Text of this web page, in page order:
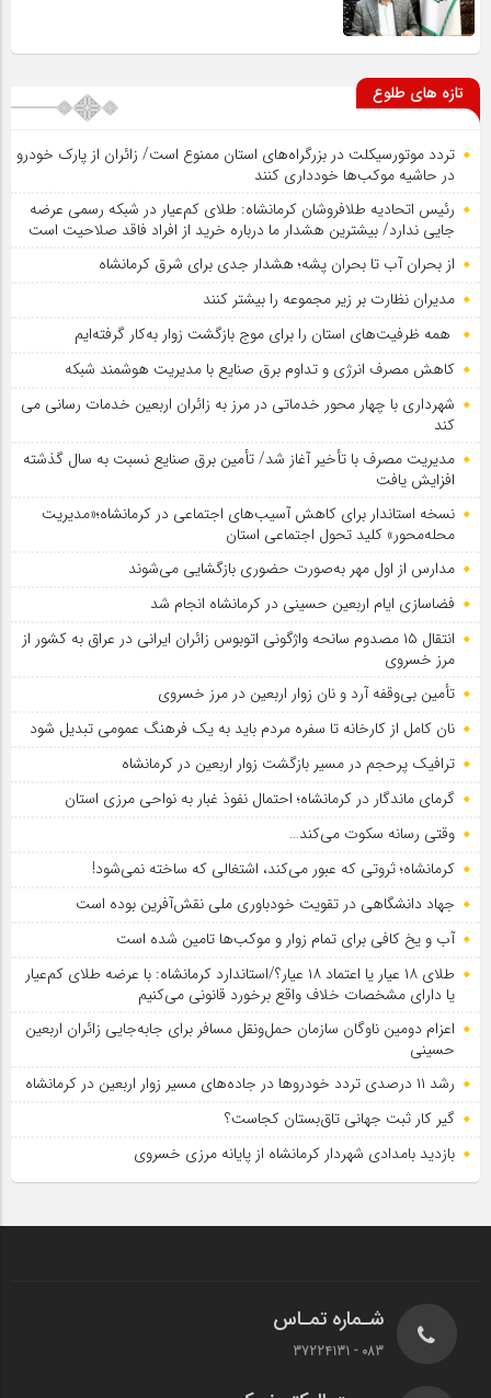
تازه های طلوع
تردد موتورسیکلت در بزرگراه‌های استان ممنوع است/ زائران از پارک خودرو
در حاشیه موکب‌ها خودداری کنند
رئیس اتحادیه طلافروشان کرمانشاه: طلای کم‌عیار در شبکه رسمی عرضه
جایی ندارد/ بیشترین هشدار ما درباره خرید از افراد فاقد صلاحیت است
از بحران آب تا بحران پشه؛ هشدار جدی برای شرق کرمانشاه
مدیران نظارت بر زیر مجموعه را بیشتر کنند
همه ظرفیت‌های استان را برای موج بازگشت زوار به‌کار گرفته‌ایم
کاهش مصرف انرژی و تداوم برق صنایع با مدیریت هوشمند شبکه
شهرداری با چهار محور خدماتی در مرز به زائران اربعین خدمات رسانی می
کند
مدیریت مصرف با تأخیر آغاز شد/ تأمین برق صنایع نسبت به سال گذشته
افزایش یافت
نسخه استاندار برای کاهش آسیب‌های اجتماعی در کرمانشاه؛«مدیریت
محله‌محور» کلید تحول اجتماعی استان
مدارس از اول مهر به‌صورت حضوری بازگشایی می‌شوند
فضاسازی ایام اربعین حسینی در کرمانشاه انجام شد
انتقال ۱۵ مصدوم سانحه واژگونی اتوبوس زائران ایرانی در عراق به کشور از
مرز خسروی
تأمین بی‌وقفه آرد و نان زوار اربعین در مرز خسروی
نان کامل از کارخانه تا سفره مردم باید به یک فرهنگ عمومی تبدیل شود
ترافیک پرحجم در مسیر بازگشت زوار اربعین در کرمانشاه
گرمای ماندگار در کرمانشاه؛ احتمال نفوذ غبار به نواحی مرزی استان
وقتی رسانه سکوت می‌کند…
کرمانشاه؛ ثروتی که عبور می‌کند، اشتغالی که ساخته نمی‌شود!
جهاد دانشگاهی در تقویت خودباوری ملی نقش‌آفرین بوده است
آب و یخ کافی برای تمام زوار و موکب‌ها تامین شده است
طلای ۱۸ عیار یا اعتماد ۱۸ عیار؟/استاندارد کرمانشاه: با عرضه طلای کم‌عیار
یا دارای مشخصات خلاف واقع برخورد قانونی می‌کنیم
اعزام دومین ناوگان سازمان حمل‌ونقل مسافر برای جابه‌جایی زائران اربعین
حسینی
رشد ۱۱ درصدی تردد خودروها در جاده‌های مسیر زوار اربعین در کرمانشاه
گیر کار ثبت جهانی تاق‌بستان کجاست؟
بازدید بامدادی شهردار کرمانشاه از پایانه مرزی خسروی
شـماره تمـاس
083 - 37224131